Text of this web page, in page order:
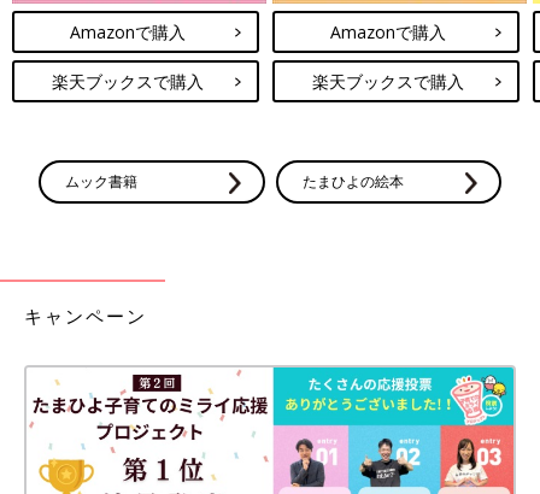
Amazonで購入
楽天ブックスで購入
Amazonで購入
楽天ブックスで購入
ムック書籍 たまひよの絵本
キャンペーン